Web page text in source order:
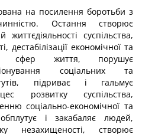
на посилення боротьби з
Остання створює
життєдіяльності суспільства,
дестабілізації економічної та
сфер життя, порушує
соціальних та
підриває і гальмує
розвитку суспільства,
соціально-еко­номічної та
і закабаляє людей,
незахищеності, створює